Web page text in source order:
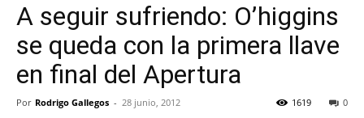
A seguir sufriendo: O’higgins
se queda con la primera llave
en final del Apertura
Por Rodrigo Gallegos - 28 junio, 2012 0
1619